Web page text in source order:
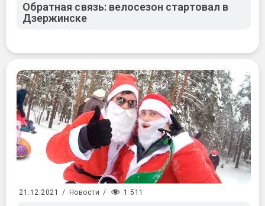
Обратная связь: велосезон стартовал в
Дзержинске
21.12.2021 / Новости / 1 511